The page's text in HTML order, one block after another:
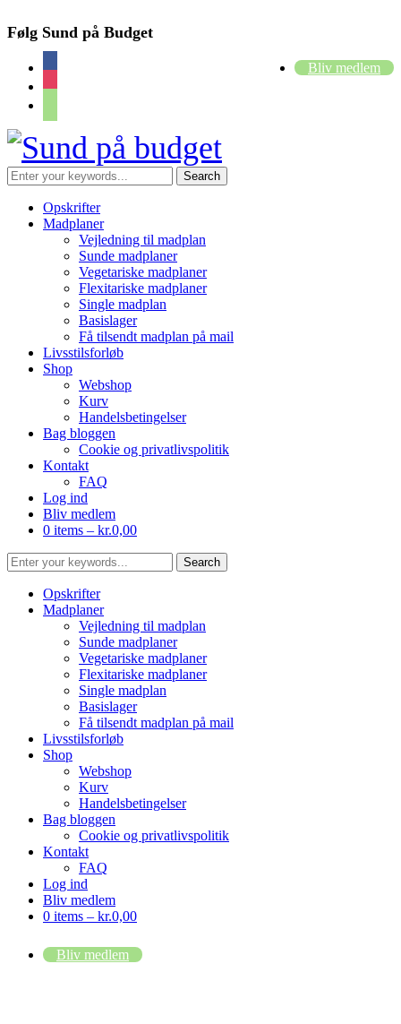
Følg Sund på Budget
Bliv medlem
Opskrifter
Madplaner
Vejledning til madplan
Sunde madplaner
Vegetariske madplaner
Flexitariske madplaner
Single madplan
Basislager
Få tilsendt madplan på mail
Livsstilsforløb
Shop
Webshop
Kurv
Handelsbetingelser
Bag bloggen
Cookie og privatlivspolitik
Kontakt
FAQ
Log ind
Bliv medlem
0 items – kr.0,00
Opskrifter
Madplaner
Vejledning til madplan
Sunde madplaner
Vegetariske madplaner
Flexitariske madplaner
Single madplan
Basislager
Få tilsendt madplan på mail
Livsstilsforløb
Shop
Webshop
Kurv
Handelsbetingelser
Bag bloggen
Cookie og privatlivspolitik
Kontakt
FAQ
Log ind
Bliv medlem
0 items – kr.0,00
Bliv medlem